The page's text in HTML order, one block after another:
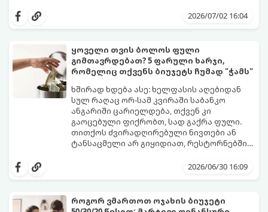
ნიშისთვის შემუშავებულ ციფრულ
წარმოების ყოველი ეტაპის
ოპტიმიზაციაში.
2026/07/02 16:04
ყოველი თვის ბოლოს ფული
გიმთავრდებათ? 5 ფარული ხარჯი,
რომელიც თქვენს ბიუჯეტს ჩუმად "ჭამს"
ხშირად ხდება ასე: ხელფასის აღებიდან
სულ რაღაც ორ-სამ კვირაში საბანკო
ანგარიში ცარიელდება, თქვენ კი
გაოცებული ფიქრობთ, სად გაქრა ფული.
თითქოს ძვირადღირებული ნივთები ან
ტანსაცმელი არ გიყიდიათ, რესტორნებშიც
მსხვილი საყიდლები კი არ აცარიელებს,
ფინანსისტები „ფარულ ხარჯებს“ უწოდებენ
- ისინი ჩუმად, ყოველდღე იპარავენ თქვენს
2026/06/30 16:09
როგორ ვმართოთ ოჯახის ბიუჯეტი